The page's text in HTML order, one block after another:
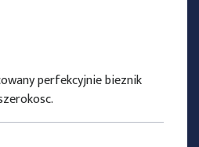
perfekcyjnie bieznik